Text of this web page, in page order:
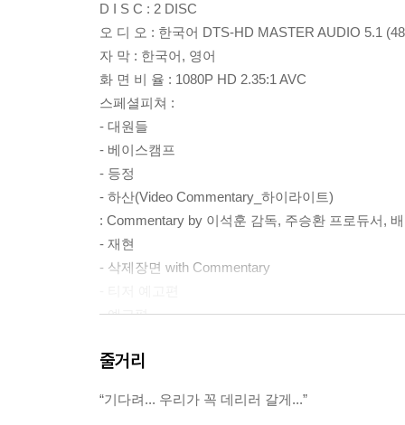
D I S C : 2 DISC
오 디 오 : 한국어 DTS-HD MASTER AUDIO 5.1
자 막 : 한국어, 영어
화 면 비 율 : 1080P HD 2.35:1 AVC
스페셜피쳐 :
- 대원들
- 베이스캠프
- 등정
- 하산(Video Commentary_하이라이트)
: Commentary by 이석훈 감독, 주승환 프로듀서,
- 재현
- 삭제장면 with Commentary
- 예고편
줄거리
“기다려... 우리가 꼭 데리러 갈게...”